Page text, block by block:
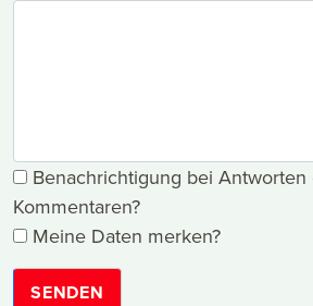
Benachrichtigung bei
Kommentaren?
Meine Daten merken?
SENDEN